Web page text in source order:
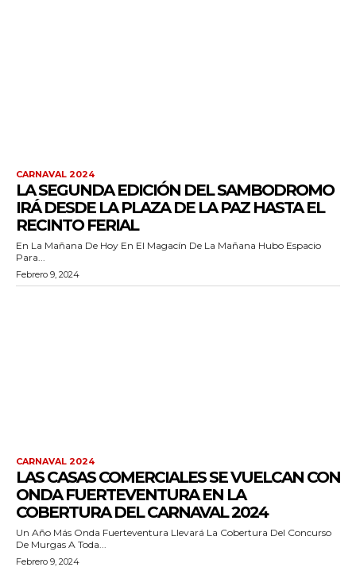
CARNAVAL 2024
LA SEGUNDA EDICIÓN DEL SAMBODROMO
IRÁ DESDE LA PLAZA DE LA PAZ HASTA EL
RECINTO FERIAL
En La Mañana De Hoy En El Magacín De La Mañana Hubo Espacio
Para...
Febrero 9, 2024
CARNAVAL 2024
LAS CASAS COMERCIALES SE VUELCAN CON
ONDA FUERTEVENTURA EN LA
COBERTURA DEL CARNAVAL 2024
Un Año Más Onda Fuerteventura Llevará La Cobertura Del Concurso
De Murgas A Toda...
Febrero 9, 2024